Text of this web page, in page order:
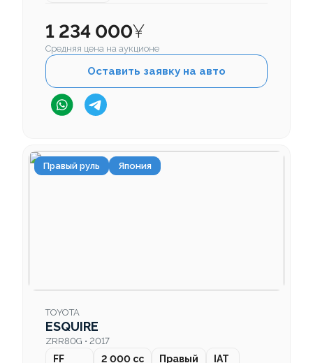
1 234 000¥
Средняя цена на аукционе
Оставить заявку на авто
Правый руль Япония
TOYOTA
ESQUIRE
ZRR80G • 2017
FF 2 000 cc Правый IAT